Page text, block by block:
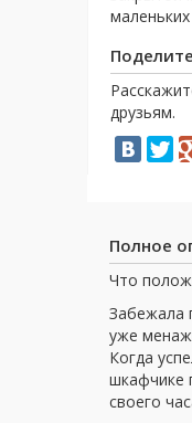
друзьям.
Полное
Что
Забежала
уже
Когда
шкафчике
своего